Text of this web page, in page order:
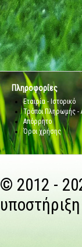
Πληροφορίες
Εταιρία - Ιστορικό
Τρόποι Πληρωμής -
Απόρρητο
Όροι χρήσης
© 2012 -